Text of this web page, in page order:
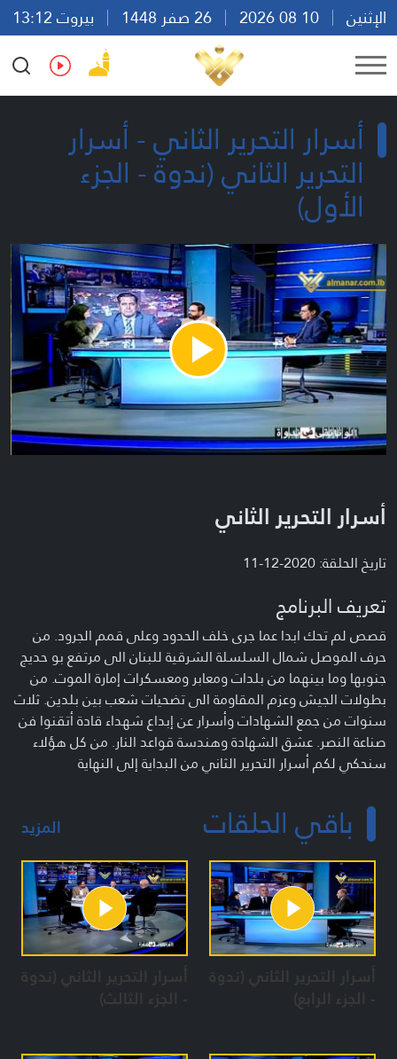
الإثنين
بيروت 13:12
Ar
En Fr Es
أسرار التحرير الثاني - أسرار
التحرير الثاني (ندوة - الجزء
الأول)
Play
Video
أسرار التحرير الثاني
تاريخ الحلقة: 2020-12-11
تعريف البرنامج
قصص لم تحك ابدا عما جرى خلف الحدود وعلى قمم الجرود. من
حرف الموصل شمال السلسلة الشرقية للبنان الى مرتفع بو حديج
جنوبها وما بينهما من بلدات ومعابر ومعسكرات إمارة الموت. من
بطولات الجيش وعزم المقاومة الى تضحيات شعب بين بلدين. ثلاث
سنوات من جمع الشهادات وأسرار عن إبداع شهداء قادة أتقنوا فن
صناعة النصر. عشق الشهادة وهندسة قواعد النار. من كل هؤلاء
سنحكي لكم أسرار التحرير الثاني من البداية إلى النهاية
باقي الحلقات المزيد
أسرار التحرير الثاني (ندوة
- الجزء الرابع)
أسرار التحرير الثاني (ندوة
- الجزء الثالث)